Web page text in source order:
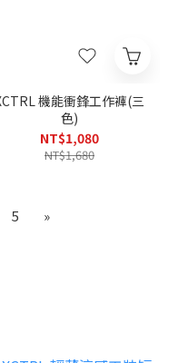
機能衝鋒工作褲(三
色)
NT$1,080
NT$1,680
5 »